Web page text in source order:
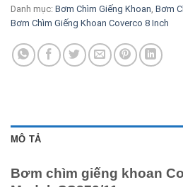
Danh mục: Bơm Chìm Giếng Khoan, Bơm
Bơm Chìm Giếng Khoan Coverco 8 Inch
MÔ TẢ
Bơm chìm giếng khoan